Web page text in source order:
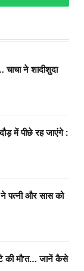
ने शादीशुदा
में पीछे रह जाएंगे :
पत्नी और सास को
की मौ’त… जानें कैसे